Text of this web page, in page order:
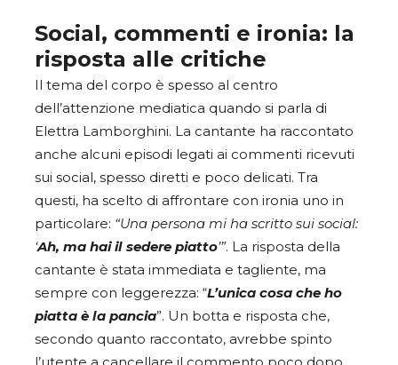
Social, commenti e ironia: la
risposta alle critiche
Il tema del corpo è spesso al centro
dell’attenzione mediatica quando si parla di
Elettra Lamborghini. La cantante ha raccontato
anche alcuni episodi legati ai commenti ricevuti
sui social, spesso diretti e poco delicati. Tra
questi, ha scelto di affrontare con ironia uno in
particolare: “Una persona mi ha scritto sui social:
‘Ah, ma hai il sedere piatto’”. La risposta della
cantante è stata immediata e tagliente, ma
sempre con leggerezza: “L’unica cosa che ho
piatta è la pancia”. Un botta e risposta che,
secondo quanto raccontato, avrebbe spinto